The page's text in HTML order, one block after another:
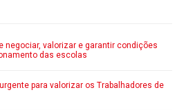
negociar, valorizar e garantir condições
das escolas
para valorizar os Trabalhadores de